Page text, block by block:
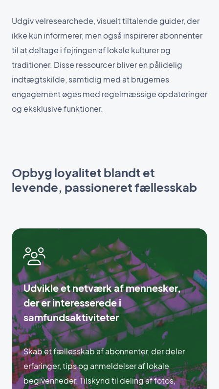
Udgiv velresearchede, visuelt tiltalende guider, der
ikke kun informerer, men også inspirerer abonnenter
til at deltage i fejringen af lokale kulturer og
traditioner. Disse ressourcer bliver en pålidelig
indtægtskilde, samtidig med at brugernes
engagement øges med regelmæssige opdateringer
og eksklusive funktioner.
Opbyg loyalitet blandt et
levende, passioneret fællesskab
Udvikle et netværk af mennesker,
der er interesserede i
samfundsaktiviteter
Skab et fællesskab af abonnenter, der deler
erfaringer, tips og anmeldelser af lokale
begivenheder. Tilskynd til deling af fotos,